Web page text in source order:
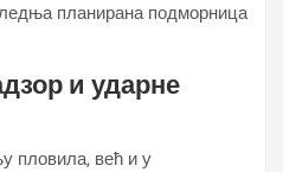
планирана подморница
и ударне
пловила, већ и у